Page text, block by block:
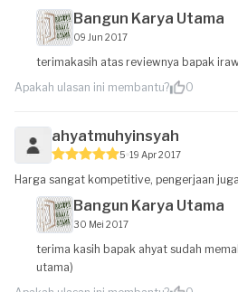
Bangun Karya Utama
09 Jun 2017
terimakasih atas reviewnya bapak
Apakah ulasan ini membantu?
0
ahyatmuhyinsyah
5 19 Apr 2017
Harga sangat kompetitive, pengerjaan
Bangun Karya Utama
30 Mei 2017
terima kasih bapak ahyat sudah
utama)